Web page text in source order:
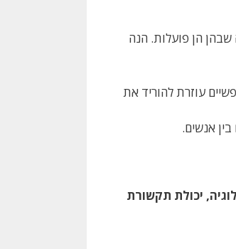
הן פועלות. הנה
עוזרת להוריד את
אנשים.
יכולת תקשורת